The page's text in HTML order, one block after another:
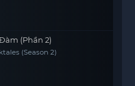
(Phần 2)
(Season 2)